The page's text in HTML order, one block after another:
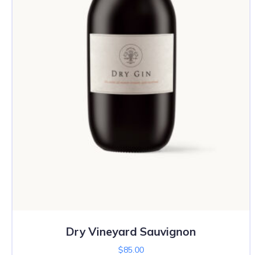
Dry Vineyard Sauvignon
$85.00